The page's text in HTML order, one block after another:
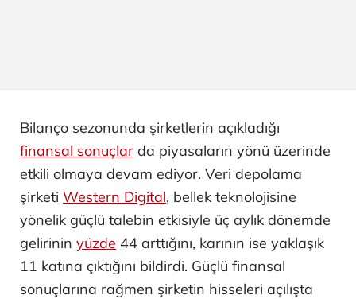
Bilanço sezonunda şirketlerin açıkladığı
finansal sonuçlar da piyasaların yönü üzerinde
etkili olmaya devam ediyor. Veri depolama
şirketi Western Digital, bellek teknolojisine
yönelik güçlü talebin etkisiyle üç aylık dönemde
gelirinin yüzde 44 arttığını, karının ise yaklaşık
11 katına çıktığını bildirdi. Güçlü finansal
sonuçlarına rağmen şirketin hisseleri açılışta